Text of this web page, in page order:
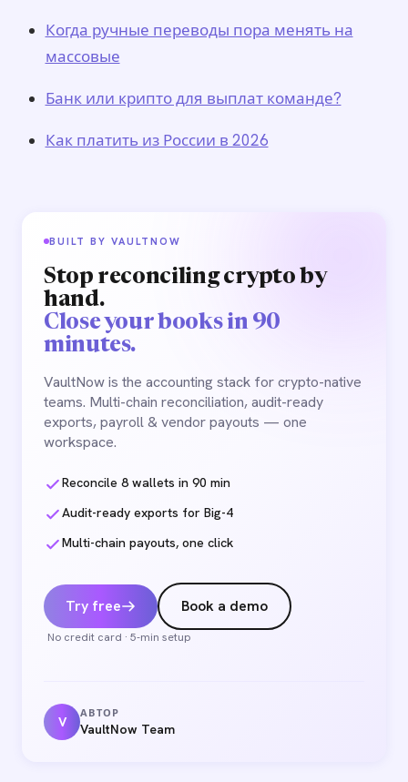
Когда ручные переводы пора менять на
массовые
Банк или крипто для выплат команде?
Как платить из России в 2026
BUILT BY VAULTNOW
Stop reconciling crypto by
hand.
Close your books in 90
minutes.
VaultNow is the accounting stack for crypto-native
teams. Multi-chain reconciliation, audit-ready
exports, payroll & vendor payouts — one
workspace.
Reconcile 8 wallets in 90 min
Audit-ready exports for Big-4
Multi-chain payouts, one click
Try free Book a demo
No credit card · 5-min setup
V
АВТОР
VaultNow Team